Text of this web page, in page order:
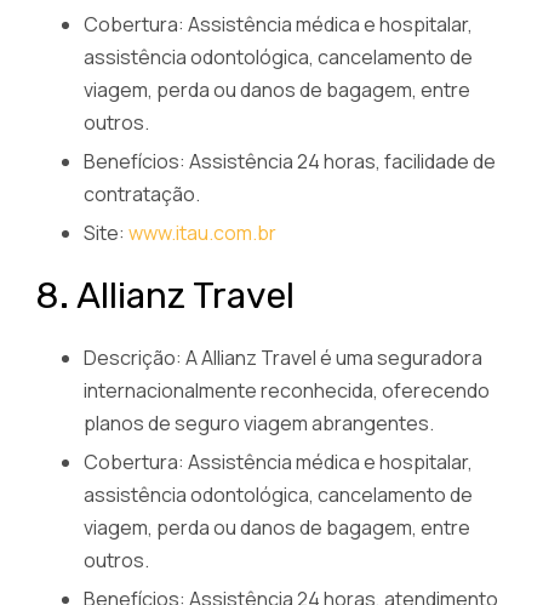
Cobertura: Assistência médica e hospitalar,
assistência odontológica, cancelamento de
viagem, perda ou danos de bagagem, entre
outros.
Benefícios: Assistência 24 horas, facilidade de
contratação.
Site: www.itau.com.br
8. Allianz Travel
Descrição: A Allianz Travel é uma seguradora
internacionalmente reconhecida, oferecendo
planos de seguro viagem abrangentes.
Cobertura: Assistência médica e hospitalar,
assistência odontológica, cancelamento de
viagem, perda ou danos de bagagem, entre
outros.
Benefícios: Assistência 24 horas, atendimento